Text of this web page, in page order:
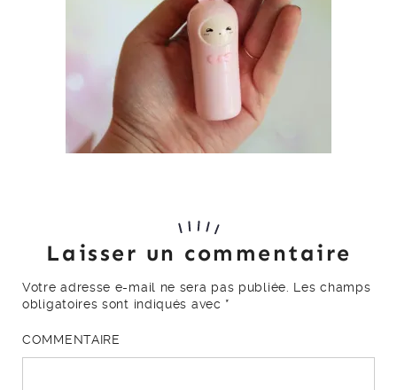
Laisser un commentaire
Votre adresse e-mail ne sera pas publiée.
Les champs
obligatoires sont indiqués avec *
COMMENTAIRE